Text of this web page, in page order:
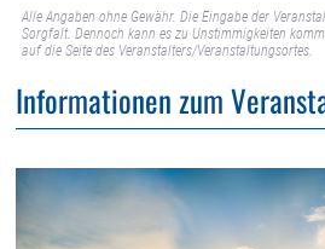
Alle Angaben ohne Gewähr. Die Eingabe der
Sorgfalt. Dennoch kann es zu Unstimmigkeiten
auf die Seite des Veranstalters/Veranstaltungsortes.
Informationen zum